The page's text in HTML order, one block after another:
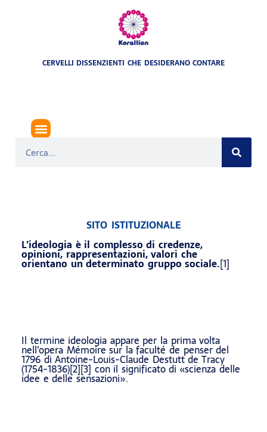
CERVELLI DISSENZIENTI CHE DESIDERANO CONTARE
SITO ISTITUZIONALE
L’ideologia è il complesso di credenze,
opinioni, rappresentazioni, valori che
orientano un determinato gruppo sociale.[1]
Il termine ideologia appare per la prima volta
nell’opera Mémoire sur la faculté de penser del
1796 di Antoine-Louis-Claude Destutt de Tracy
(1754-1836)[2][3] con il significato di «scienza delle
idee e delle sensazioni».